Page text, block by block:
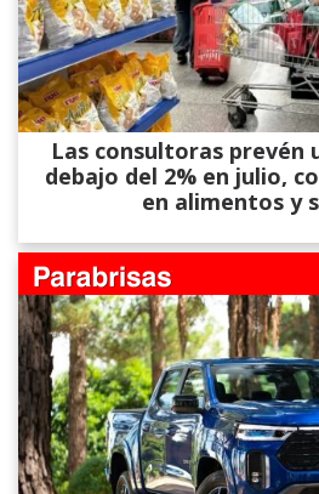
Las consultoras prevén
debajo del 2% en julio,
en alimentos y